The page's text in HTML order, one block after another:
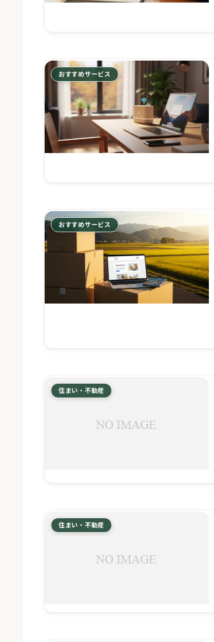
おすすめサービス
おすすめサービス
住まい・不動産
住まい・不動産